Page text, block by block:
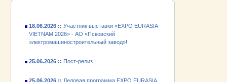
VIETNAM 2026» - АО «Псковский
электромашиностроительный завод»!
VIETNAM 2026